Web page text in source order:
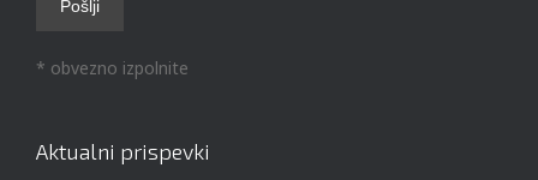
* obvezno izpolnite
Aktualni prispevki